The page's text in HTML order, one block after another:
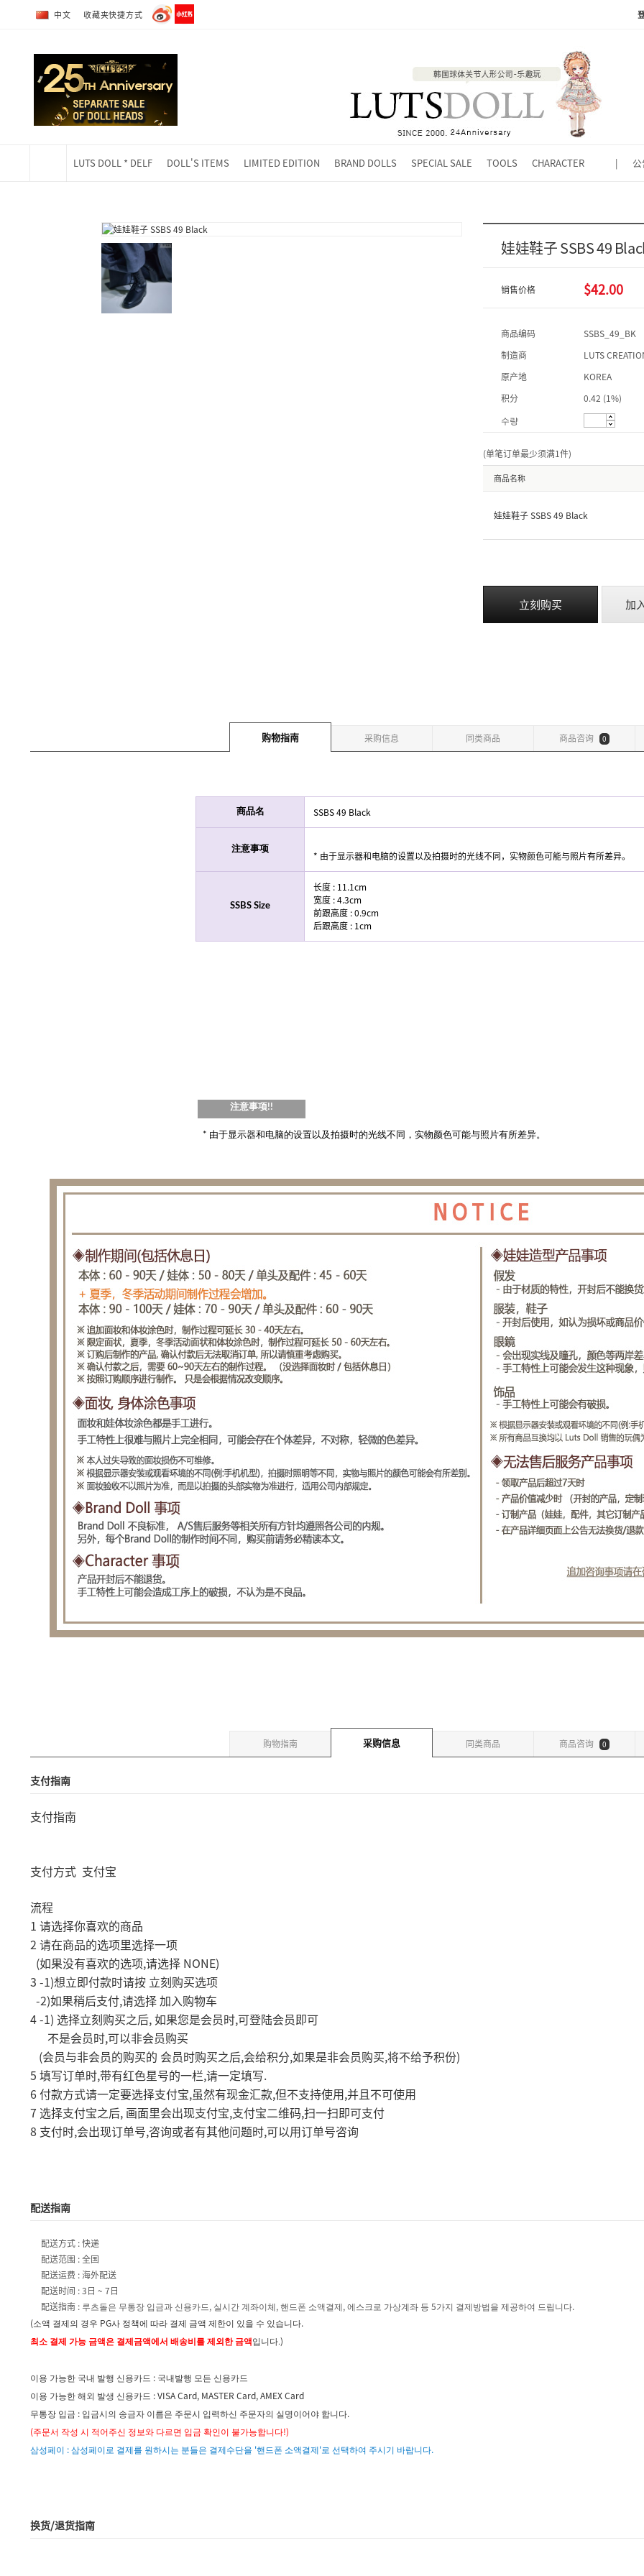
中文 收藏夹快捷方式
LUTS DOLL * DELF DOLL'S ITEMS LIMITED EDITION BRAND DOLLS SPECIAL SALE TOOLS CHARACTER |
娃娃鞋子 SSBS 49
销售价格 $42.00
商品编码
SSBS_49_BK
制造商
LUTS
原产地
KOREA
积分
0.42 (1%)
수량
(单笔订单最少须满1件)
商品名称
娃娃鞋子 SSBS 49 Black
立刻购买 加
购物指南 采购信息 同类商品 商品咨询 0
商品名 SSBS 49 Black
注意事项
* 由于显示器和电脑的设置以及拍摄时的光线不同，实物颜色可能与照片有所差异。
SSBS Size
长度 : 11.1cm
宽度 : 4.3cm
前跟高度 : 0.9cm
后跟高度 : 1cm
注意事项!!
* 由于显示器和电脑的设置以及拍摄时的光线不同，实物颜色可能与照片有所差异。
购物指南 采购信息 同类商品 商品咨询 0
支付指南
支付指南
支付方式 支付宝
流程
1 请选择你喜欢的商品
2 请在商品的选项里选择一项
(如果没有喜欢的选项,请选择 NONE)
3 -1)想立即付款时请按 立刻购买选项
-2)如果稍后支付,请选择 加入购物车
4 -1) 选择立刻购买之后, 如果您是会员时,可登陆会员即可
不是会员时,可以非会员购买
(会员与非会员的购买的 会员时购买之后,会给积分,如果是非会员购买,将不给予积份)
5 填写订单时,带有红色星号的一栏,请一定填写.
6 付款方式请一定要选择支付宝,虽然有现金汇款,但不支持使用 ,并且不可使用
7 选择支付宝之后, 画面里会出现支付宝,支付宝二维码,扫一扫即可支付
8 支付时,会出现订单号,咨询或者有其他问题时,可以用订单号咨询
配送指南
配送方式 : 快递
配送范围 : 全国
配送运费 : 海外配送
配送时间 : 3日 ~ 7日
配送指南 : 루츠돌은 무통장 입금과 신용카드, 실시간 계좌이체, 핸드폰 소액결제, 에스크로 가상계좌 등 5가지 결제방법을 제공하여 드립니다.
(소액 결제의 경우 PG사 정책에 따라 결제 금액 제한이 있을 수 있습니다.
최소 결제 가능 금액은 결제금액에서 배송비를 제외한 금액 입니다.)
이용 가능한 국내 발행 신용카드 : 국내발행 모든 신용카드
이용 가능한 해외 발생 신용카드 : VISA Card, MASTER Card, AMEX Card
무통장 입금 : 입금시의 송금자 이름은 주문시 입력하신 주문자의 실명이어야 합니다.
(주문서 작성 시 적어주신 정보와 다르면 입금 확인이 불가능합니다!)
삼성페이 :삼성페이로 결제를 원하시는 분들은 결제수단을 '핸드폰 소액결제'로 선택하여 주시기 바랍니다.
换货/退货指南